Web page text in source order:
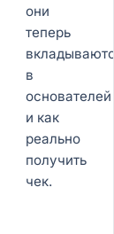
они
теперь
в
основателей
и как
реально
получить
чек.